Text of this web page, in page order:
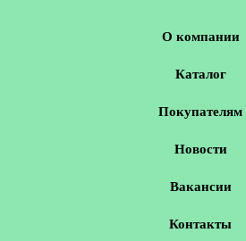
О компании
Каталог
Покупателям
Новости
Вакансии
Контакты